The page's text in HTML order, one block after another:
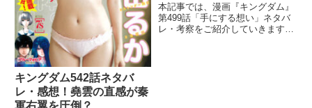
キングダム542話ネタバ
レ・感想！堯雲の直感が秦
本記事では、漫画『キングダム』
第499話「手にする想い」ネタバ
レ・考察をご紹介していきます。